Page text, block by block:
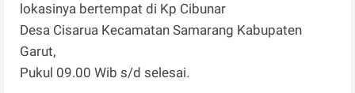
lokasinya bertempat di Kp Cibunar
Desa Cisarua Kecamatan Samarang Kabupaten
Garut,
Pukul 09.00 Wib s/d selesai.